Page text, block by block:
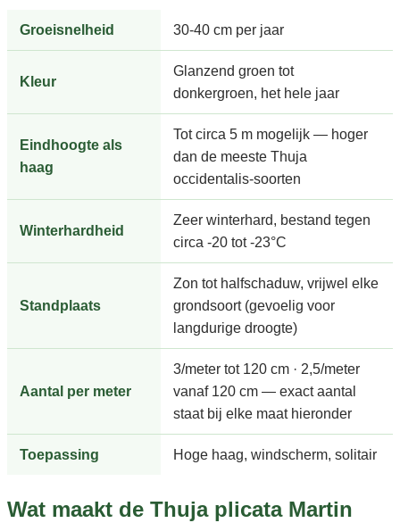
Groeisnelheid 30-40 cm per jaar
Kleur
Glanzend groen tot
donkergroen, het hele jaar
Eindhoogte als
haag
Tot circa 5 m mogelijk — hoger
dan de meeste Thuja
occidentalis-soorten
Winterhardheid
Zeer winterhard, bestand tegen
circa -20 tot -23°C
Standplaats
Zon tot halfschaduw, vrijwel elke
grondsoort (gevoelig voor
langdurige droogte)
Aantal per meter
3/meter tot 120 cm · 2,5/meter
vanaf 120 cm — exact aantal
staat bij elke maat hieronder
Toepassing Hoge haag, windscherm, solitair
Wat maakt de Thuja plicata Martin